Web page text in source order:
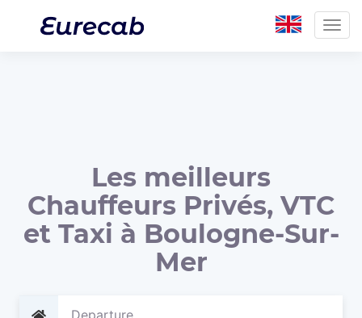
Les meilleurs
Chauffeurs Privés, VTC
et Taxi à Boulogne-Sur-
Mer